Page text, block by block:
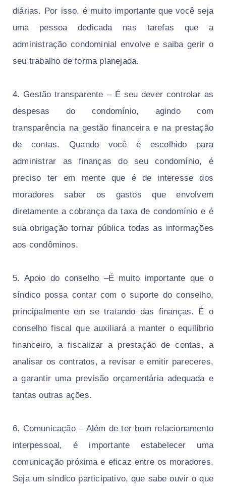
diárias. Por isso, é muito importante que você seja
uma pessoa dedicada nas tarefas que a
administração condominial envolve e saiba gerir o
seu trabalho de forma planejada.
4. Gestão transparente – É seu dever controlar as
despesas do condomínio, agindo com
transparência na gestão financeira e na prestação
de contas. Quando você é escolhido para
administrar as finanças do seu condomínio, é
preciso ter em mente que é de interesse dos
moradores saber os gastos que envolvem
diretamente a cobrança da taxa de condomínio e é
sua obrigação tornar pública todas as informações
aos condôminos.
5. Apoio do conselho –É muito importante que o
síndico possa contar com o suporte do conselho,
principalmente em se tratando das finanças. É o
conselho fiscal que auxiliará a manter o equilíbrio
financeiro, a fiscalizar a prestação de contas, a
analisar os contratos, a revisar e emitir pareceres,
a garantir uma previsão orçamentária adequada e
tantas outras ações.
6. Comunicação – Além de ter bom relacionamento
interpessoal, é importante estabelecer uma
comunicação próxima e eficaz entre os moradores.
Seja um síndico participativo, que sabe ouvir o que